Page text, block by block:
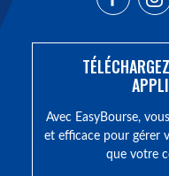
Avec EasyBourse,
et efficace pour gérer
que votre